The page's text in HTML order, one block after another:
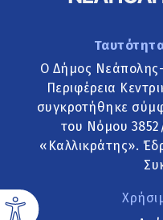
Ο Δήμος
Περιφέρεια
συγκροτήθηκε
του Νόμου
«Καλλικράτης».